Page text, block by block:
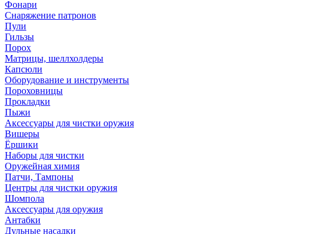
Фонари
Снаряжение патронов
Пули
Гильзы
Порох
Матрицы, шеллхолдеры
Капсюли
Оборудование и инструменты
Пороховницы
Прокладки
Пыжи
Аксессуары для чистки оружия
Вишеры
Ёршики
Наборы для чистки
Оружейная химия
Патчи, Тампоны
Центры для чистки оружия
Шомпола
Аксессуары для оружия
Антабки
Дульные насадки